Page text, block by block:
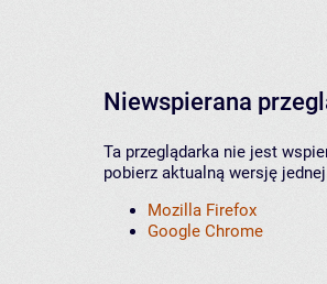
Niewspierana
Ta przeglądarka nie jest
pobierz aktualną wersję
Mozilla Firefox
Google Chrome